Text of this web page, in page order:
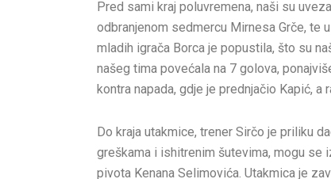
Pred sami kraj poluvremena, naši su
odbranjenom sedmercu Mirnesa Grče, te
mladih igrača Borca je popustila, što su
našeg tima povećala na 7 golova,
kontra napada, gdje je prednjačio Kapić,
Do kraja utakmice, trener Sirčo je priliku
greškama i ishitrenim šutevima, mogu se
pivota Kenana Selimovića. Utakmica je